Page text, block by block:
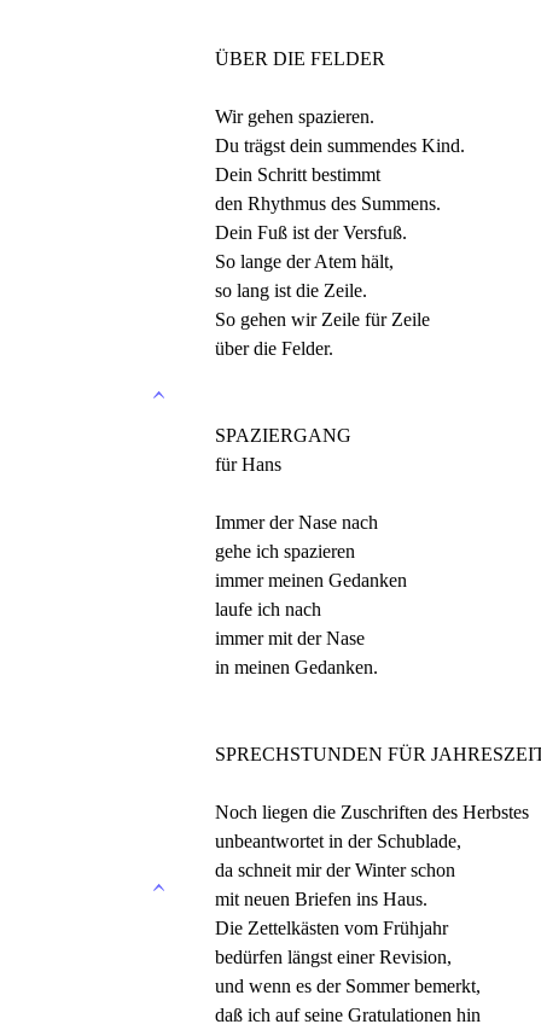
ÜBER DIE FELDER
Wir gehen spazieren.
Du trägst dein summendes Kind.
Dein Schritt bestimmt
den Rhythmus des Summens.
Dein Fuß ist der Versfuß.
So lange der Atem hält,
so lang ist die Zeile.
So gehen wir Zeile für Zeile
über die Felder.
SPAZIERGANG
für Hans
Immer der Nase nach
gehe ich spazieren
immer meinen Gedanken
laufe ich nach
immer mit der Nase
in meinen Gedanken.
SPRECHSTUNDEN FÜR
Noch liegen die Zuschriften des Herbstes
unbeantwortet in der Schublade,
da schneit mir der Winter schon
mit neuen Briefen ins Haus.
Die Zettelkästen vom Frühjahr
bedürfen längst einer Revision,
und wenn es der Sommer bemerkt,
daß ich auf seine Gratulationen hin